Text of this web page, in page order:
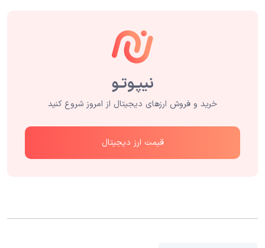
خرید و فروش ارزهای دیجیتال از امروز شروع کنید
قیمت ارز دیجیتال